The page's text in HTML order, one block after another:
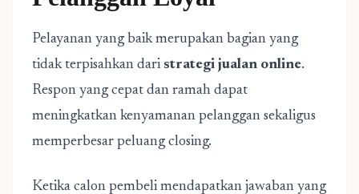
Pelayanan yang baik merupakan bagian yang
tidak terpisahkan dari strategi jualan online.
Respon yang cepat dan ramah dapat
meningkatkan kenyamanan pelanggan sekaligus
memperbesar peluang closing.
Ketika calon pembeli mendapatkan jawaban yang